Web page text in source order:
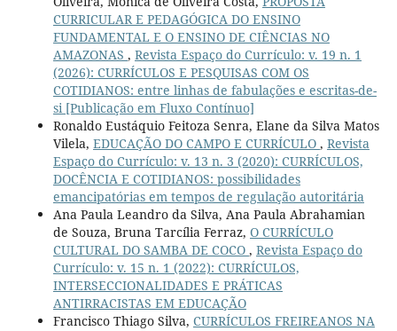
CURRICULAR E PEDAGÓGICA DO ENSINO
FUNDAMENTAL E O ENSINO DE CIÊNCIAS NO
AMAZONAS , Revista Espaço do Currículo: v. 19 n. 1
(2026): CURRÍCULOS E PESQUISAS COM OS
COTIDIANOS: entre linhas de fabulações e escritas-de-
si [Publicação em Fluxo Contínuo]
Ronaldo Eustáquio Feitoza Senra, Elane da Silva Matos
Vilela, EDUCAÇÃO DO CAMPO E CURRÍCULO , Revista
Espaço do Currículo: v. 13 n. 3 (2020): CURRÍCULOS,
DOCÊNCIA E COTIDIANOS: possibilidades
emancipatórias em tempos de regulação autoritária
Ana Paula Leandro da Silva, Ana Paula Abrahamian
de Souza, Bruna Tarcília Ferraz, O CURRÍCULO
CULTURAL DO SAMBA DE COCO , Revista Espaço do
Currículo: v. 15 n. 1 (2022): CURRÍCULOS,
INTERSECCIONALIDADES E PRÁTICAS
ANTIRRACISTAS EM EDUCAÇÃO
Francisco Thiago Silva, CURRÍCULOS FREIREANOS NA